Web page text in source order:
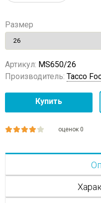
Размер
Артикул: MS650/26
Производитель: Tacco
Купить
оценок 0